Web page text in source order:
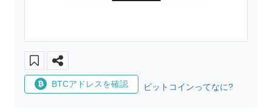
BTCアドレスを確認 ビットコインってなに?